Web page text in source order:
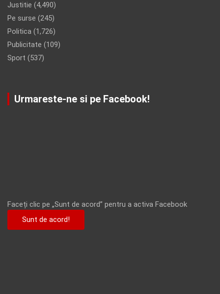
Justitie (4,490)
Pe surse (245)
Politica (1,726)
Publicitate (109)
Sport (537)
Urmareste-ne si pe Facebook!
Faceți clic pe „Sunt de acord” pentru a activa Facebook
Sunt de acord!